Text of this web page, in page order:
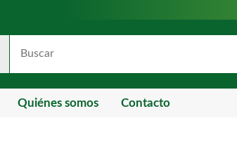
Quiénes somos Contacto